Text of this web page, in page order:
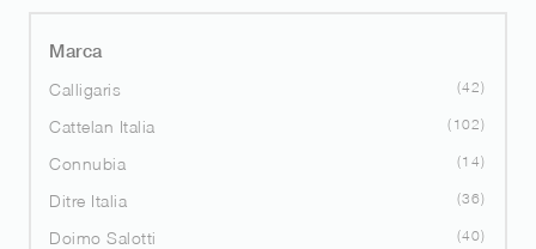
Marca
Calligaris
42
Cattelan Italia 102
Connubia 14
Ditre Italia 36
Doimo Salotti 40